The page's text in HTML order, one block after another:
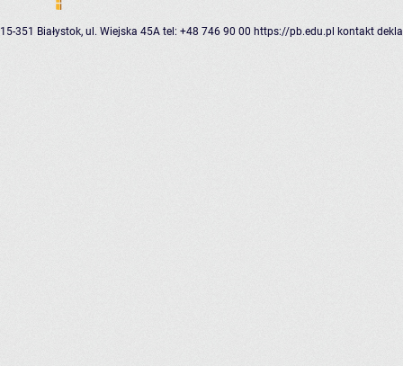
15-351 Białystok, ul. Wiejska 45A tel: +48 746 90 00 https://pb.edu.pl kontakt